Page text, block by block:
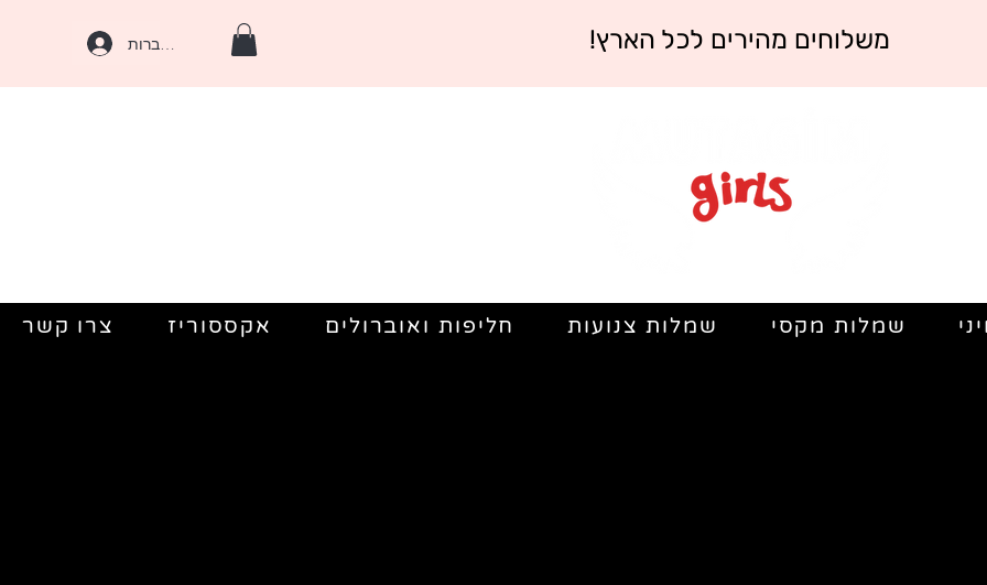
להתחברות משלוחים מהירים לכל הארץ!
שמלות מקסי שמלות צנועות חליפות ואוברולים אקססוריז צרו קשר